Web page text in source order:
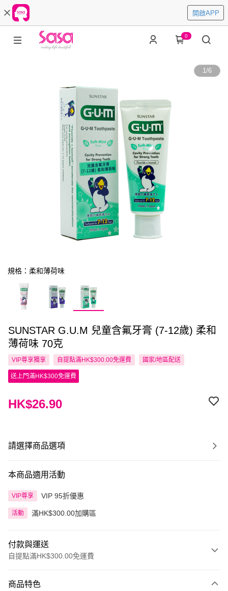
開啟APP
0
1/6
規格：柔和薄荷味
SUNSTAR G.U.M 兒童含氟牙膏 (7-12歲) 柔和
薄荷味 70克
VIP尊享獨享 自提點滿HK$300.00免運費 國家/地區配送
送上門滿HK$300免運費
HK$26.90
請選擇商品選項
本商品適用活動
VIP尊享 VIP 95折優惠
活動 滿HK$300.00加購區
付款與運送
自提點滿HK$300.00免運費
商品特色